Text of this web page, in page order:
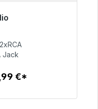
wysyłki, czas
Jack
€*